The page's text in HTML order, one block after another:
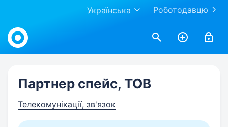
Роботодавцю
Українська
Work.ua
Партнер спейс, ТОВ
Телекомунікації, зв'язок